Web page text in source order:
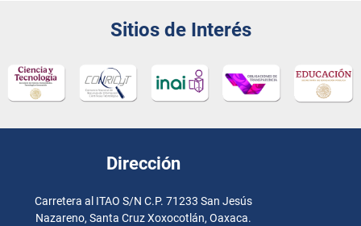
Sitios de Interés
Dirección
Carretera al ITAO S/N C.P. 71233 San Jesús
Nazareno, Santa Cruz Xoxocotlán, Oaxaca.